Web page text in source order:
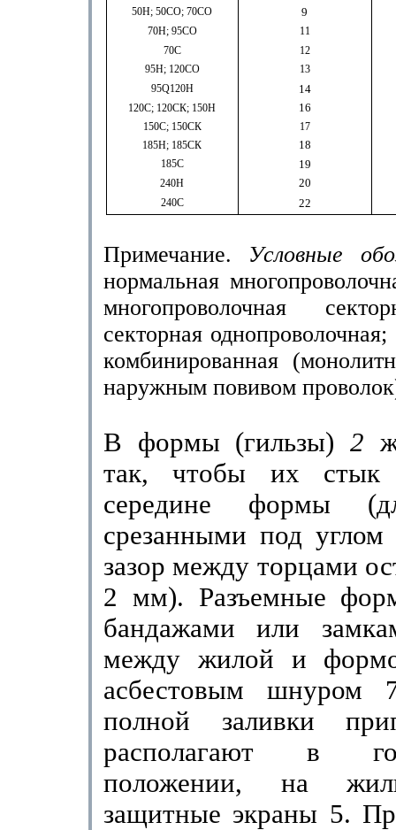
50Н; 50СО; 70СО 9
70Н; 95СО
11
70С
12
95Н; 120СО
13
95Q120H
14
120С; 120СК; 150Н 16
150С; 150СК
17
185Н; 185СК
18
185С 19
240Н 20
240С 22
Примечание. Условные
нормальная
многопроволочная
секторная
комбинированная
наружным повивом
В формы (гильзы) 2
так, чтобы их стык
середине формы
срезанными под
зазор между торцами
2 мм). Разъемные
бандажами или
между жилой и
асбестовым шнуром
полной заливки
располагают в
положении, на
защитные экраны 5.